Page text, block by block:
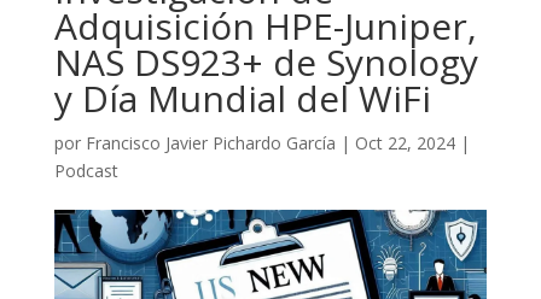
Adquisición HPE-Juniper,
NAS DS923+ de Synology
y Día Mundial del WiFi
por Francisco Javier Pichardo García | Oct 22, 2024|
Podcast